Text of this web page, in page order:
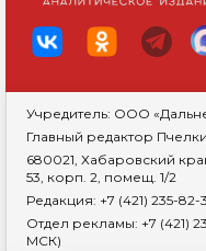
Учредитель: ООО
Главный редактор
680021, Хабаровский
53, корп. 2, помещ. 1/2
Редакция: +7 (421) 235-82-
Отдел рекламы: +7 (421)
МСК)